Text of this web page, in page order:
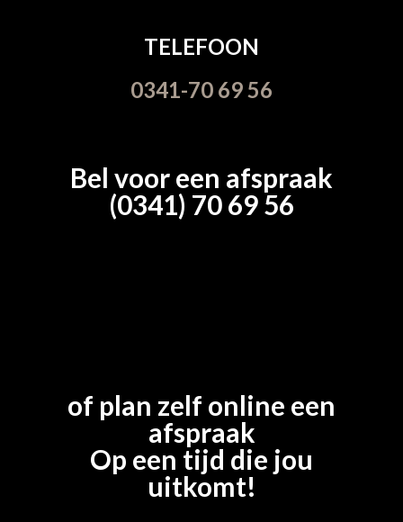
TELEFOON
0341-70 69 56
Bel voor een afspraak
(0341) 70 69 56
of plan zelf online een
afspraak
Op een tijd die jou
uitkomt!